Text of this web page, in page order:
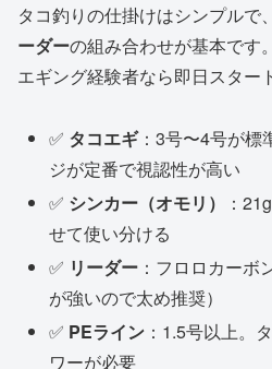
タコ釣りの仕掛けはシンプルで、
ーダーの組み合わせが基本です
エギング経験者なら即日スター
✅ タコエギ：3号〜4号が標
ジが定番で視認性が高い
✅ シンカー（オモリ）
：
せて使い分ける
✅ リーダー ：フロロカーボ
が強いので太め推奨）
✅ PEライン ：1.5号以上。
ワーが必要